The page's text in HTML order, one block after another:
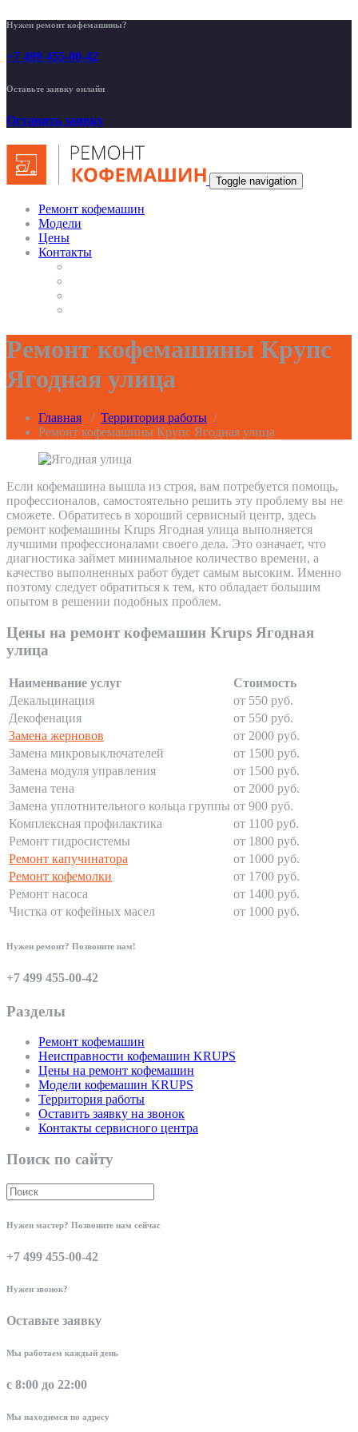
Нужен ремонт кофемашины?
+7 499 455-00-42
Оставьте заявку онлайн
Оставить заявку
Toggle navigation
Ремонт кофемашин
Модели
Цены
Контакты
Ремонт кофемашины Крупс
Ягодная улица
Главная / Территория работы /
Ремонт кофемашины Крупс Ягодная улица
Если кофемашина вышла из строя, вам потребуется помощь,
профессионалов, самостоятельно решить эту проблему вы не
сможете. Обратитесь в хороший сервисный центр, здесь
ремонт кофемашины Krups Ягодная улица выполняется
лучшими профессионалами своего дела. Это означает, что
диагностика займет минимальное количество времени, а
качество выполненных работ будет самым высоким. Именно
поэтому следует обратиться к тем, кто обладает большим
опытом в решении подобных проблем.
Цены на ремонт кофемашин Krups Ягодная
улица
Наименвание услуг
Стоимость
Декальцинация
от 550 руб.
Декофенация
от 550 руб.
Замена жерновов
от 2000 руб.
Замена микровыключателей
от 1500 руб.
Замена модуля управления
от 1500 руб.
Замена тена
от 2000 руб.
Замена уплотнительного кольца группы от 900 руб.
Комплексная профилактика
от 1100 руб.
Ремонт гидросистемы
от 1800 руб.
Ремонт капучинатора
от 1000 руб.
Ремонт кофемолки
от 1700 руб.
Ремонт насоса
от 1400 руб.
Чистка от кофейных масел
от 1000 руб.
Нужен ремонт? Позвоните нам!
+7 499 455-00-42
Разделы
Ремонт кофемашин
Неисправности кофемашин KRUPS
Цены на ремонт кофемашин
Модели кофемашин KRUPS
Территория работы
Оставить заявку на звонок
Контакты сервисного центра
Поиск по сайту
Нужен мастер? Позвоните нам сейчас
+7 499 455-00-42
Нужен звонок?
Оставьте заявку
Мы работаем каждый день
с 8:00 до 22:00
Мы находимся по адресу